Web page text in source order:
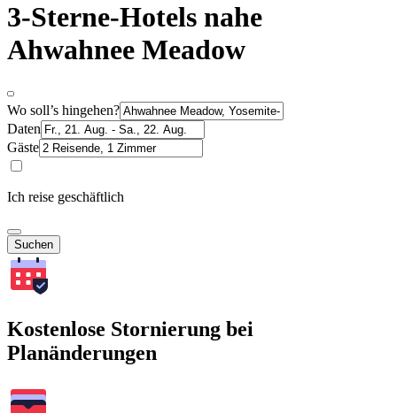
3-Sterne-Hotels nahe
Ahwahnee Meadow
Wo soll’s hingehen?
Daten
Gäste
Ich reise geschäftlich
Suchen
Kostenlose Stornierung bei
Planänderungen